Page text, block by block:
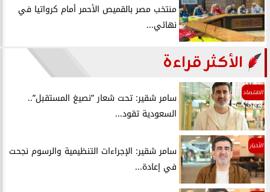
منتخب مصر بالقميص الأحمر أمام كرواتيا في
نهائي...
الأكثر قراءة
الاقتصاد
سامر شقير: تحت شعار ”نصيغ المستقبل”..
السعودية تقود...
الأخبار
سامر شقير: الإجراءات التنظيمية والرسوم نجحت
في إعادة...